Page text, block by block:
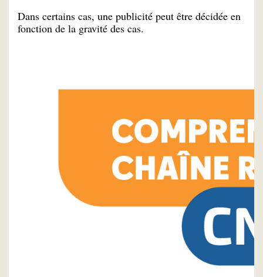
Dans certains cas, une publicité peut être décidée en
fonction de la gravité des cas.